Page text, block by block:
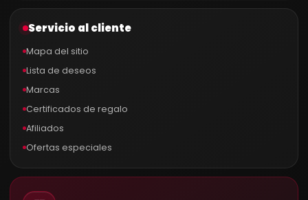
Servicio al cliente
Mapa del sitio
Lista de deseos
Marcas
Certificados de regalo
Afiliados
Ofertas especiales